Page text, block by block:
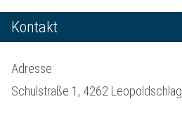
Kontakt
Adresse:
Schulstraße 1, 4262 Leopoldschlag